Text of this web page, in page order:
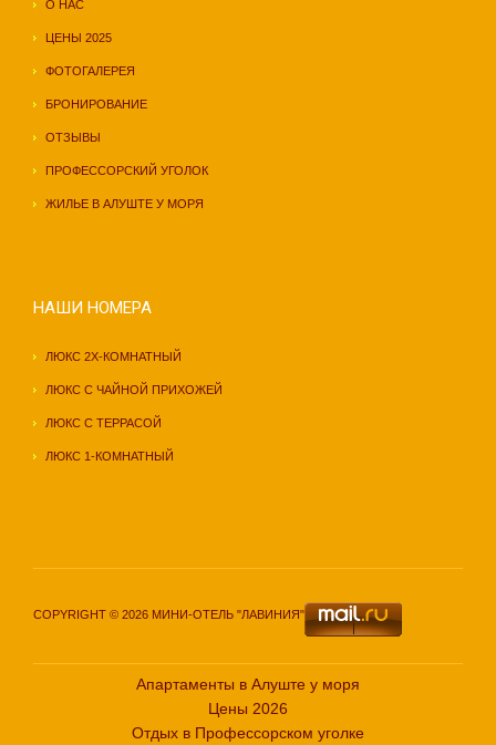
О НАС
ЦЕНЫ 2025
ФОТОГАЛЕРЕЯ
БРОНИРОВАНИЕ
ОТЗЫВЫ
ПРОФЕССОРСКИЙ УГОЛОК
ЖИЛЬЕ В АЛУШТЕ У МОРЯ
НАШИ НОМЕРА
ЛЮКС 2Х-КОМНАТНЫЙ
ЛЮКС С ЧАЙНОЙ ПРИХОЖЕЙ
ЛЮКС С ТЕРРАСОЙ
ЛЮКС 1-КОМНАТНЫЙ
COPYRIGHT © 2026 МИНИ-ОТЕЛЬ "ЛАВИНИЯ"
Апартаменты в Алуште у моря
Цены 2026
Отдых в Профессорском уголке